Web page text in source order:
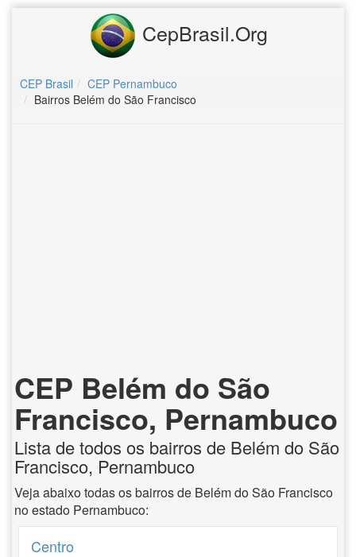
CepBrasil.Org
CEP Brasil
CEP Pernambuco
Bairros Belém do São Francisco
CEP Belém do São
Francisco, Pernambuco
Lista de todos os bairros de Belém do São
Francisco, Pernambuco
Veja abaixo todas os bairros de Belém do São Francisco
no estado Pernambuco:
Centro